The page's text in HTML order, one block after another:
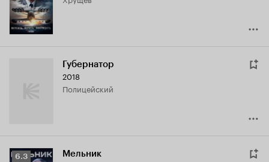
Губернатор
2018
полицейский
Рейтинг
6.3 Мельник